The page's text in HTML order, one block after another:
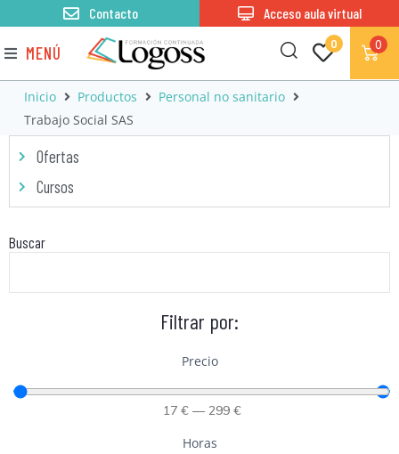
MENÚ 0 0
Contacto Acceso aula virtual
Inicio Productos
Personal no sanitario
Trabajo Social SAS
Ofertas
Cursos
Buscar
Filtrar por:
Precio
17 €— 299 €
Horas